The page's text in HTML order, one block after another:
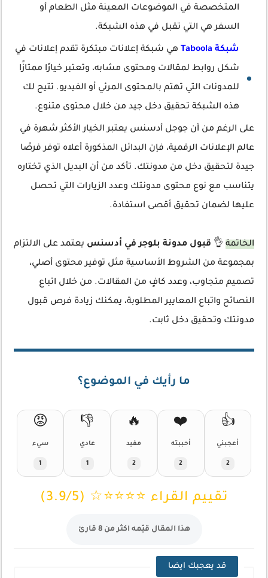
المتخصصة في الموضوعات المعينة مثل الطعام أو
السفر هي التي تقبل في هذه الشبكة.
شبكة Taboola
هي شبكة إعلانات مبتكرة تقدم إعلانات في
شكل روابط لمقالات ومحتوى مشابه، وتعتبر خيارًا ممتازًا
للمدونات التي تهتم بالمحتوى المرئي أو الفيديو. تتيح لك
هذه الشبكة تحقيق دخل جيد من خلال محتوى متنوع.
على الرغم من أن جوجل أدسنس يعتبر الخيار الأكثر شهرة في
عالم الإعلانات الرقمية، فإن البدائل المذكورة أعلاه توفر فرصًا
جيدة لتحقيق دخل من مدونتك. تأكد من أن البديل الذي تختاره
يتناسب مع نوع محتوى مدونتك وعدد الزيارات التي تحصل
عليها لضمان تحقيق أقصى استفادة.
الخاتمة 👌 قبول مدونة بلوجر في أدسنس يعتمد على الالتزام
بمجموعة من الشروط الأساسية مثل توفير محتوى أصلي،
تصميم متجاوب، وعدد كافٍ من المقالات. من خلال اتباع
النصائح واتباع المعايير المطلوبة، يمكنك زيادة فرص قبول
مدونتك وتحقيق دخل ثابت.
ما رأيك في الموضوع؟
👍
أعجبني
2
❤️
أحببته
2
🔥
مفيد
2
👎
عادي
1
😡
سيء
1
تقييم القراء ⭐⭐⭐⭐☆ (3.9/5)
هذا المقال قيّمه اكثر من 8 قارئ
قد يعجبك ايضا